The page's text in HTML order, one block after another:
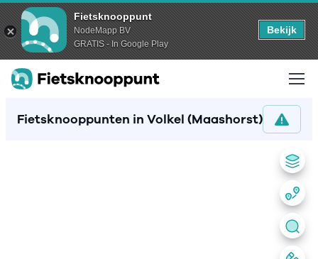
Fietsknooppunt
NodeMapp BV
GRATIS - In Google Play
Bekijk
Fietsknooppunten in Volkel (Maashorst)